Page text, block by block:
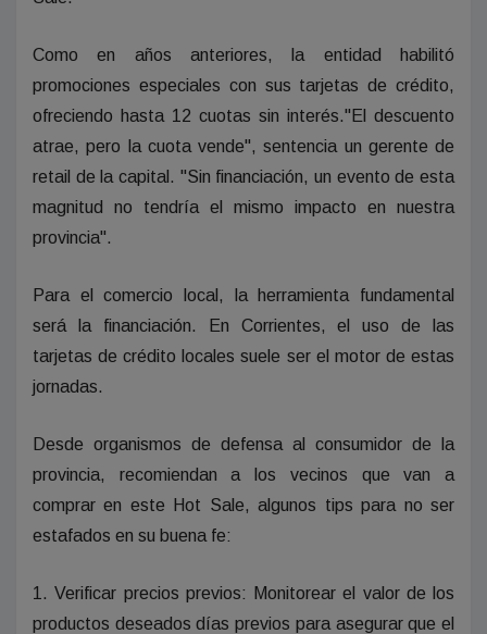
Como en años anteriores, la entidad habilitó
promociones especiales con sus tarjetas de crédito,
ofreciendo hasta 12 cuotas sin interés."El descuento
atrae, pero la cuota vende", sentencia un gerente de
retail de la capital. "Sin financiación, un evento de esta
magnitud no tendría el mismo impacto en nuestra
provincia".
Para el comercio local, la herramienta fundamental
será la financiación. En Corrientes, el uso de las
tarjetas de crédito locales suele ser el motor de estas
jornadas.
Desde organismos de defensa al consumidor de la
provincia, recomiendan a los vecinos que van a
comprar en este Hot Sale, algunos tips para no ser
estafados en su buena fe:
1. Verificar precios previos: Monitorear el valor de los
productos deseados días previos para asegurar que el